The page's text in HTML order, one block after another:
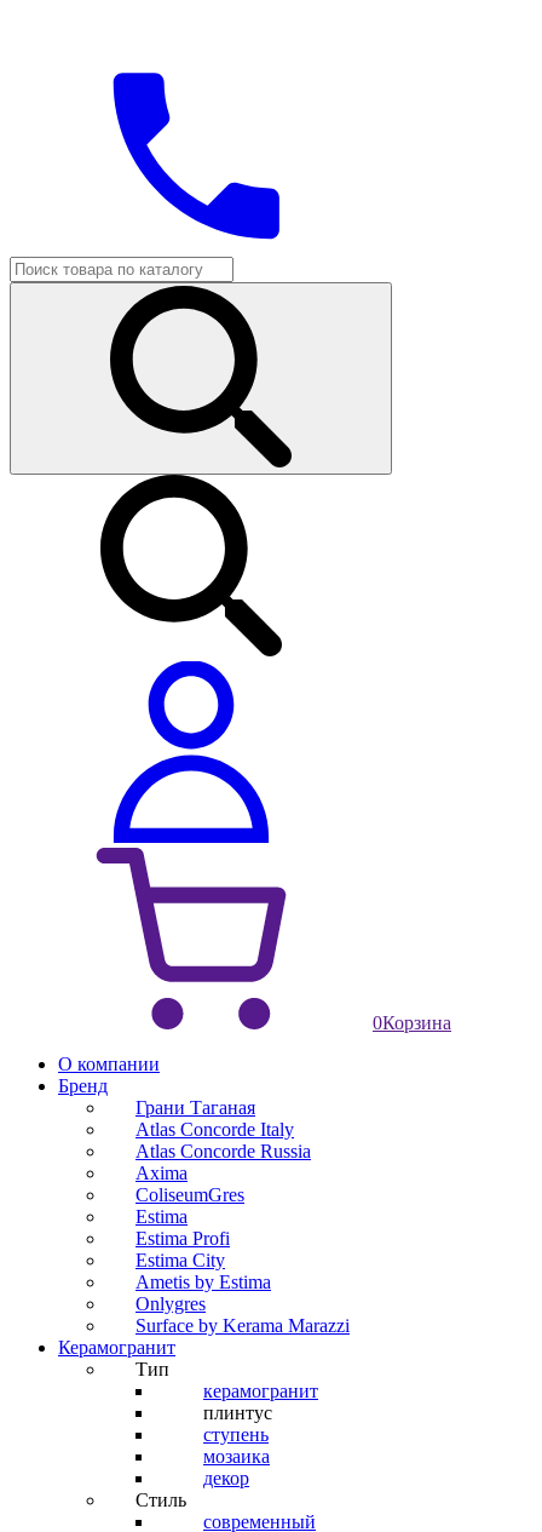
0Корзина
О компании
Бренд
Грани Таганая
Atlas Concorde Italy
Atlas Concorde Russia
Axima
ColiseumGres
Estima
Estima Profi
Estima City
Ametis by Estima
Onlygres
Surface by Kerama Marazzi
Керамогранит
Тип
керамогранит
плинтус
ступень
мозаика
декор
Стиль
современный